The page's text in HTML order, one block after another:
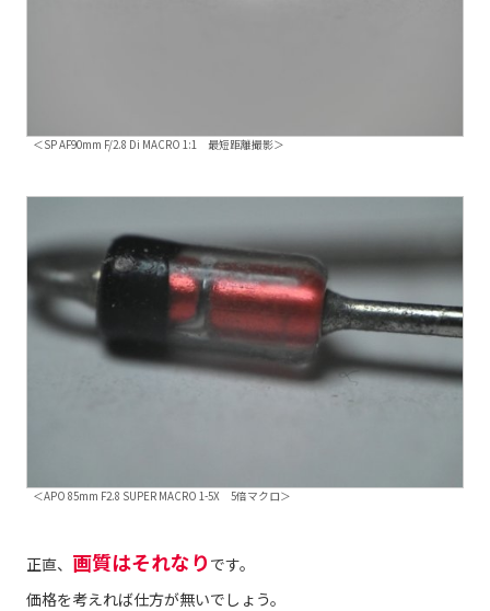
＜SP AF90mm F/2.8 Di MACRO 1:1 最短距離撮影＞
＜APO 85mm F2.8 SUPER MACRO 1-5X 5倍マクロ＞
正直、 画質はそれなり です。
価格を考えれば仕方が無いでしょう。